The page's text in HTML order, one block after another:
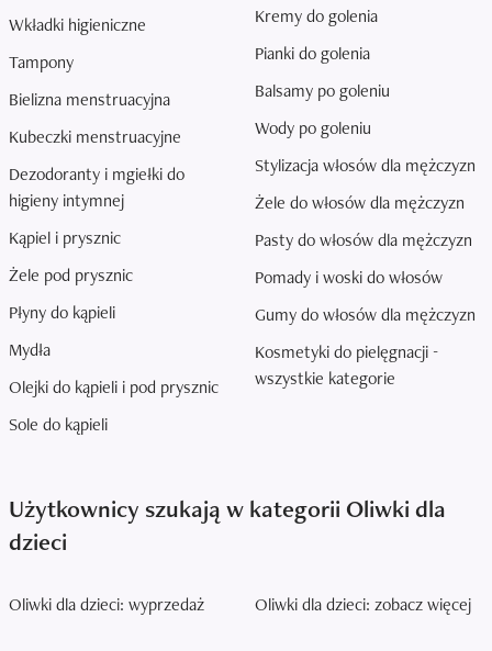
Wkładki higieniczne
Tampony
Bielizna menstruacyjna
Kubeczki menstruacyjne
Dezodoranty i mgiełki do
higieny intymnej
Kąpiel i prysznic
Żele pod prysznic
Płyny do kąpieli
Mydła
Olejki do kąpieli i pod prysznic
Sole do kąpieli
Kremy do golenia
Pianki do golenia
Balsamy po goleniu
Wody po goleniu
Stylizacja włosów dla mężczyzn
Żele do włosów dla mężczyzn
Pasty do włosów dla mężczyzn
Pomady i woski do włosów
Gumy do włosów dla mężczyzn
Kosmetyki do pielęgnacji -
wszystkie kategorie
Użytkownicy szukają w kategorii Oliwki dla
dzieci
Oliwki dla dzieci: wyprzedaż Oliwki dla dzieci: zobacz więcej